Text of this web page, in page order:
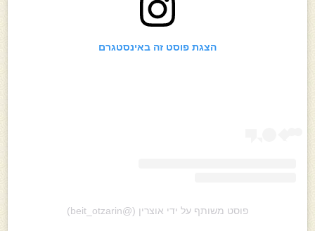
הצגת פוסט זה באינסטגרם
פוסט משותף על ידי ‏‎אוצרין‎‏ (@‏‎beit_otzarin‎‏)